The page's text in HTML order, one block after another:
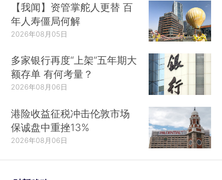
【我闻】资管掌舵人更替 百
年人寿僵局何解
2026年08月05日
多家银行再度“上架”五年期大
额存单 有何考量？
2026年08月06日
港险收益征税冲击伦敦市场
保诚盘中重挫13%
2026年08月06日